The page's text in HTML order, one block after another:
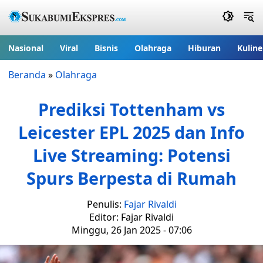
Nasional Viral Bisnis Olahraga Hiburan
Beranda » Olahraga
Prediksi Tottenham vs
Leicester EPL 2025 dan Info
Live Streaming: Potensi
Spurs Berpesta di Rumah
Penulis: Fajar Rivaldi
Editor: Fajar Rivaldi
Minggu, 26 Jan 2025 - 07:06